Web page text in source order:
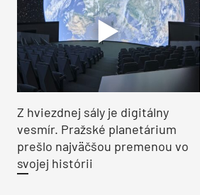
Z hviezdnej sály je digitálny
vesmír. Pražské planetárium
prešlo najväčšou premenou vo
svojej histórii